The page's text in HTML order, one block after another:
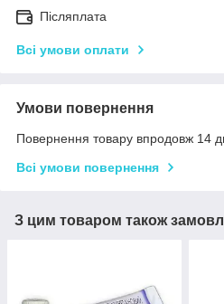
Післяплата
Всі умови оплати
Умови повернення
Повернення товару впродовж 14
Всі умови повернення
З цим товаром також